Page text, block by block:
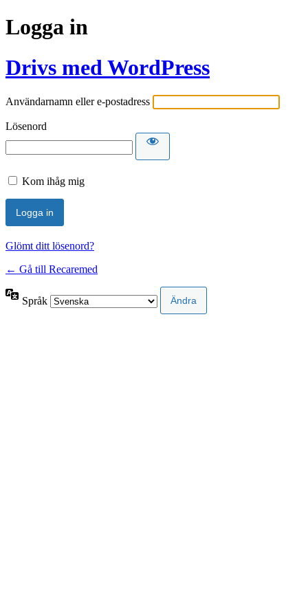
Logga in
Drivs med WordPress
Användarnamn eller e-postadress
Lösenord
Kom ihåg mig
Glömt ditt lösenord?
← Gå till Recaremed
Språk